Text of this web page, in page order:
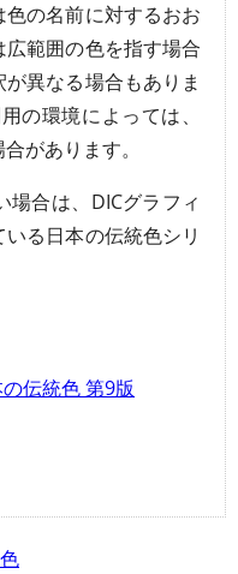
の名前に対するおお
範囲の色を指す場合
異なる場合もありま
の環境によっては、
があります。
場合は、DICグラフィ
る日本の伝統色シリ
伝統色 第9版